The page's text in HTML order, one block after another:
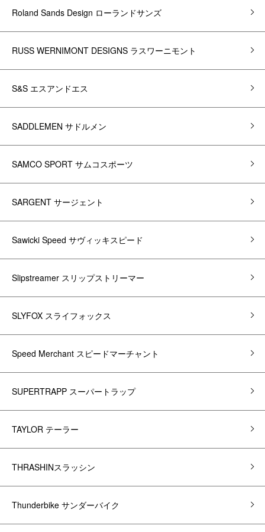
Roland Sands Design ローランドサンズ
RUSS WERNIMONT DESIGNS ラスワーニモント
S&S エスアンドエス
SADDLEMEN サドルメン
SAMCO SPORT サムコスポーツ
SARGENT サージェント
Sawicki Speed サヴィッキスピード
Slipstreamer スリップストリーマー
SLYFOX スライフォックス
Speed Merchant スピードマーチャント
SUPERTRAPP スーパートラップ
TAYLOR テーラー
THRASHINスラッシン
Thunderbike サンダーバイク